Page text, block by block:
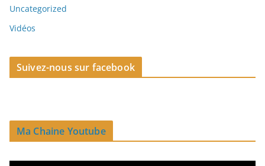
Uncategorized
Vidéos
Suivez-nous sur facebook
Ma Chaine Youtube